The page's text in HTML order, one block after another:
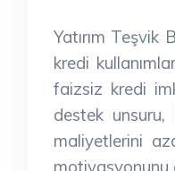
Yatırım Teşvik
kredi
faizsiz kredi
destek unsuru,
maliyetlerini
motivasyonunu